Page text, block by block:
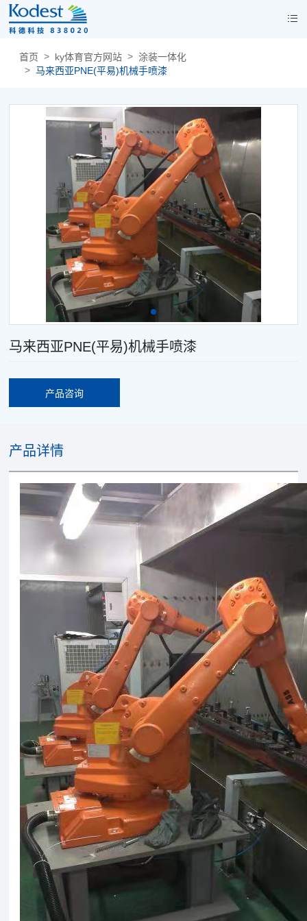
首页 ky体育官方网站
涂装一体化
马来西亚PNE(平易)机械手喷漆
马来西亚PNE(平易)机械手喷漆
产品咨询
产品详情